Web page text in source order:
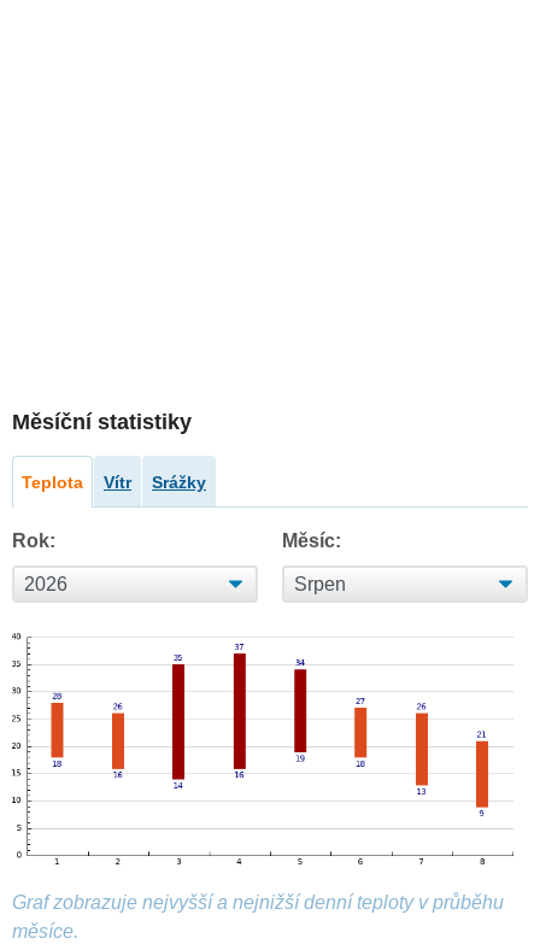
Měsíční statistiky
Teplota Vítr Srážky
Rok: Měsíc:
Graf zobrazuje nejvyšší a nejnižší denní teploty v průběhu
měsíce.